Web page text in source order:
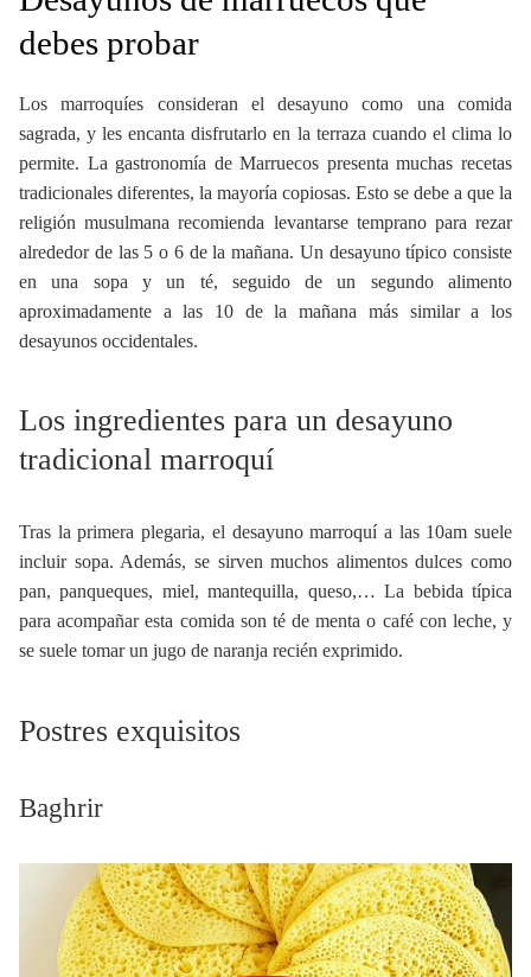
debes probar
Los marroquíes consideran el desayuno como una comida
sagrada, y les encanta disfrutarlo en la terraza cuando el clima lo
permite. La gastronomía de Marruecos presenta muchas recetas
tradicionales diferentes, la mayoría copiosas. Esto se debe a que la
religión musulmana recomienda levantarse temprano para rezar
alrededor de las 5 o 6 de la mañana. Un desayuno típico consiste
en una sopa y un té, seguido de un segundo alimento
aproximadamente a las 10 de la mañana más similar a los
desayunos occidentales.
Los ingredientes para un desayuno
tradicional marroquí
Tras la primera plegaria, el desayuno marroquí a las 10am suele
incluir sopa. Además, se sirven muchos alimentos dulces como
pan, panqueques, miel, mantequilla, queso,… La bebida típica
para acompañar esta comida son té de menta o café con leche, y
se suele tomar un jugo de naranja recién exprimido.
Postres exquisitos
Baghrir